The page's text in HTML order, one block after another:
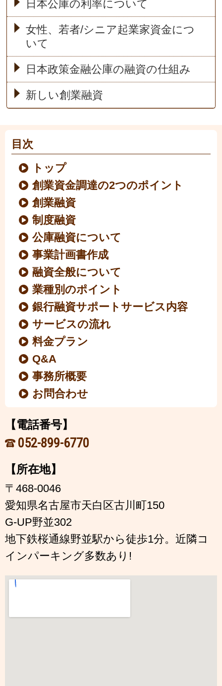
日本公庫の利率について
女性、若者/シニア起業家資金につ
いて
日本政策金融公庫の融資の仕組み
新しい創業融資
目次
トップ
創業資金調達の2つのポイント
創業融資
制度融資
公庫融資について
事業計画書作成
融資全般について
業種別のポイント
銀行融資サポートサービス内容
サービスの流れ
料金プラン
Q&A
事務所概要
お問合わせ
【電話番号】
052-899-6770
【所在地】
〒468-0046
愛知県名古屋市天白区古川町150
G-UP野並302
地下鉄桜通線野並駅から徒歩1分。近隣コ
インパーキング多数あり!